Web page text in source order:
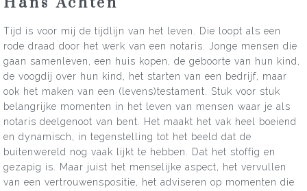
Tijd is voor mij de tijdlijn van het leven. Die loopt als een
rode draad door het werk van een notaris. Jonge mensen die
gaan samenleven, een huis kopen, de geboorte van hun kind,
de voogdij over hun kind, het starten van een bedrijf, maar
ook het maken van een (levens)testament. Stuk voor stuk
belangrijke momenten in het leven van mensen waar je als
notaris deelgenoot van bent. Het maakt het vak heel boeiend
en dynamisch, in tegenstelling tot het beeld dat de
buitenwereld nog vaak lijkt te hebben. Dat het stoffig en
gezapig is. Maar juist het menselijke aspect, het vervullen
van een vertrouwenspositie, het adviseren op momenten die